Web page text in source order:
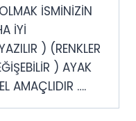
İSMİNİZİN
İYİ
) (RENKLER
) AYAK
AMAÇLIDIR ….